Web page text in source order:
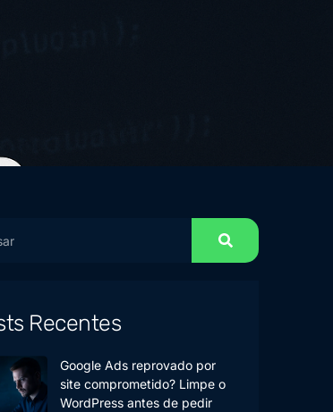
Recentes
Google Ads reprovado por
site comprometido? Limpe o
WordPress antes de pedir